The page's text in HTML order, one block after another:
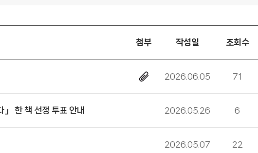
첨부 작성일 조회수
2026.06.05 71
한 책 선정 투표 안내 2026.05.26 6
2026.05.07 22